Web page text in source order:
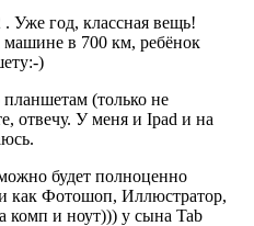
Уже год, классная вещь!
машине в 700 км, ребёнок
)
(только не
отвечу. У меня и Ipad и на
будет полноценно
как Фотошоп, Иллюстратор,
комп и ноут))) у сына Tab